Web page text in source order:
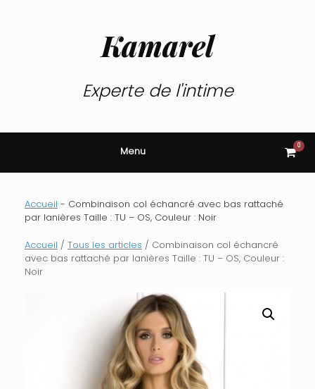
Kamarel
Experte de l'intime
Menu View
cart
0
Accueil - Combinaison col échancré avec bas rattaché
par lanières Taille : TU – OS, Couleur : Noir
Accueil / Tous les articles / Combinaison col échancré
avec bas rattaché par lanières Taille : TU – OS, Couleur :
Noir